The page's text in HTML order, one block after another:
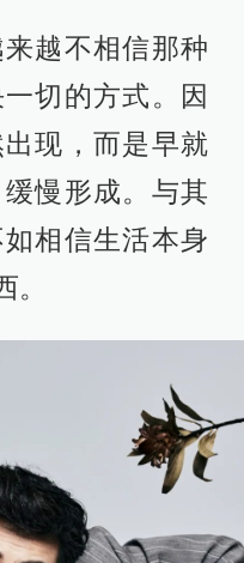
越不相信那种
切的方式。因
现，而是早就
慢形成。与其
相信生活本身